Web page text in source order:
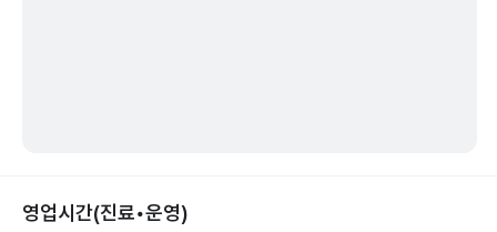
영업시간(진료•운영)